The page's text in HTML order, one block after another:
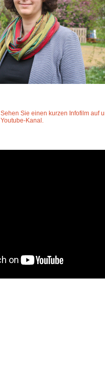
Sehen Sie einen kurzen Infofilm auf
Youtube-Kanal.